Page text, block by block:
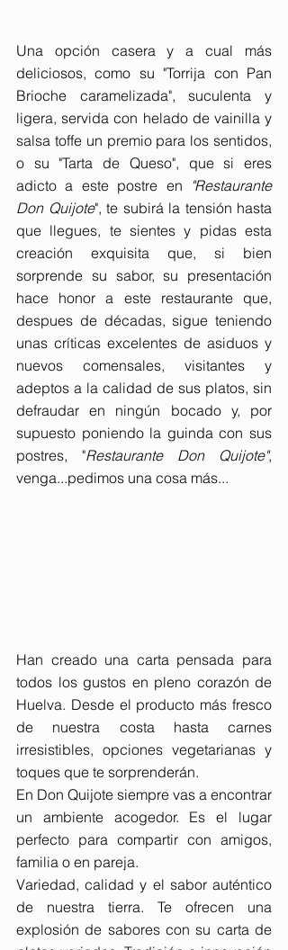
Una opción casera y a cual más
deliciosos, como su "Torrija con Pan
Brioche caramelizada", suculenta y
ligera, servida con helado de vainilla y
salsa toffe un premio para los sentidos,
o su "Tarta de Queso", que si eres
adicto a este postre en
"Restaurante
Don Quijote", te subirá la tensión hasta
que llegues, te sientes y pidas esta
creación exquisita que, si bien
sorprende su sabor, su presentación
hace honor a este restaurante que,
despues de décadas, sigue teniendo
unas críticas excelentes de asiduos y
nuevos comensales, visitantes y
adeptos a la calidad de sus platos, sin
defraudar en ningún bocado y, por
supuesto poniendo la guinda con sus
postres, "Restaurante Don Quijote",
venga...pedimos una cosa más...
Han creado una carta pensada para
todos los gustos en pleno corazón de
Huelva. Desde el producto más fresco
de nuestra costa hasta carnes
irresistibles, opciones vegetarianas y
toques que te sorprenderán.
En Don Quijote siempre vas a encontrar
un ambiente acogedor. Es el lugar
perfecto para compartir con amigos,
familia o en pareja.
Variedad, calidad y el sabor auténtico
de nuestra tierra. Te ofrecen una
explosión de sabores con su carta de